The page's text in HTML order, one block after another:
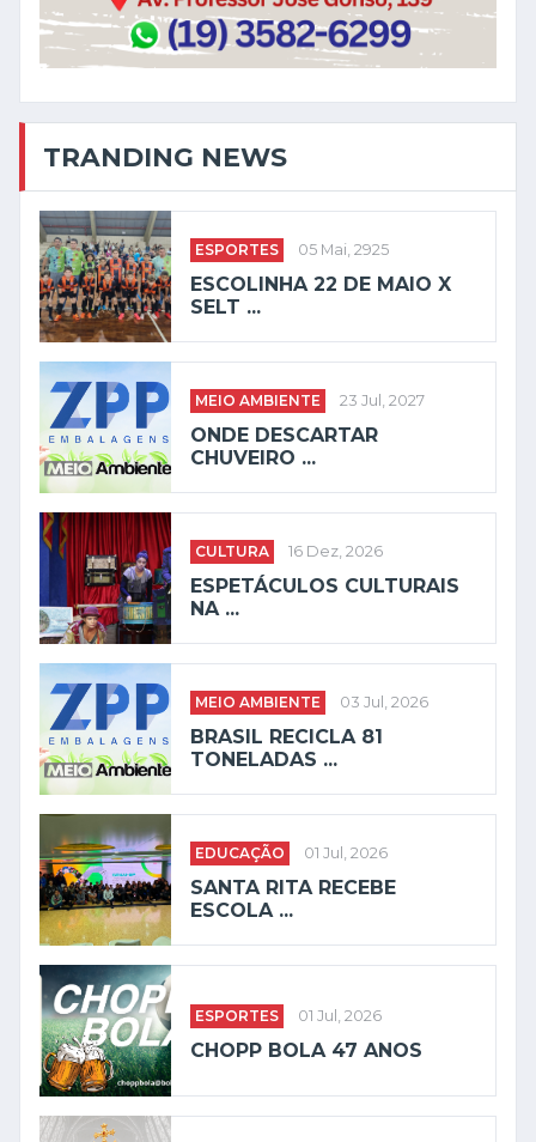
TRANDING NEWS
ESPORTES 05 Mai, 2925
ESCOLINHA 22 DE MAIO X
SELT ...
MEIO AMBIENTE 23 Jul, 2027
ONDE DESCARTAR
CHUVEIRO ...
CULTURA 16 Dez, 2026
ESPETÁCULOS CULTURAIS
NA ...
MEIO AMBIENTE 03 Jul, 2026
BRASIL RECICLA 81
TONELADAS ...
EDUCAÇÃO 01 Jul, 2026
SANTA RITA RECEBE
ESCOLA ...
ESPORTES 01 Jul, 2026
CHOPP BOLA 47 ANOS